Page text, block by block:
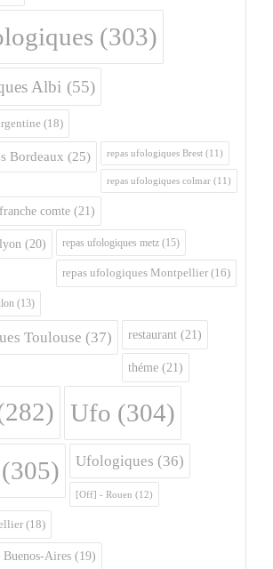
(303)
Albi (55)
(18)
Bordeaux (25) repas ufologiques Brest (11)
repas ufologiques colmar (11)
comte (21)
(20) repas ufologiques metz (15)
repas ufologiques Montpellier (16)
(13)
Toulouse (37) restaurant (21)
théme (21)
Ufo (304)
(305) Ufologiques (36)
[Off] - Rouen (12)
(18)
Buenos-Aires (19)